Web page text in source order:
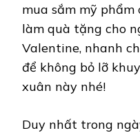
mua sắm mỹ phẩm
làm quà tặng cho
Valentine, nhanh
để không bỏ lỡ
xuân này nhé!
Duy nhất trong